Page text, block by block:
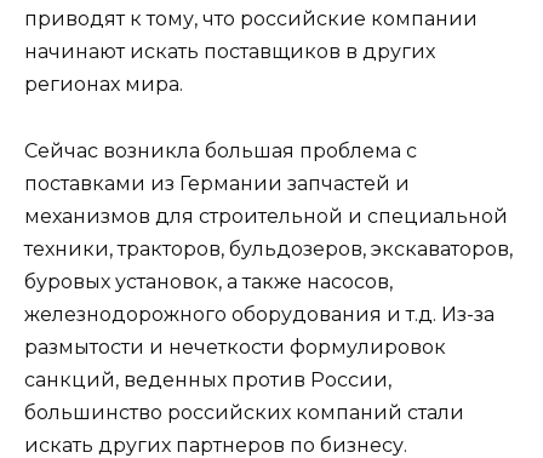
приводят к тому, что российские компании
начинают искать поставщиков в других
регионах мира.
Сейчас возникла большая проблема с
поставками из Германии запчастей и
механизмов для строительной и специальной
техники, тракторов, бульдозеров, экскаваторов,
буровых установок, а также насосов,
железнодорожного оборудования и т.д. Из-за
размытости и нечеткости формулировок
санкций, веденных против России,
большинство российских компаний стали
искать других партнеров по бизнесу.